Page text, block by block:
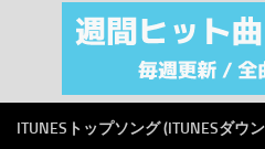
オリジナルiTunes週間トップソ
ITUNESトップソング (ITUNESダウ